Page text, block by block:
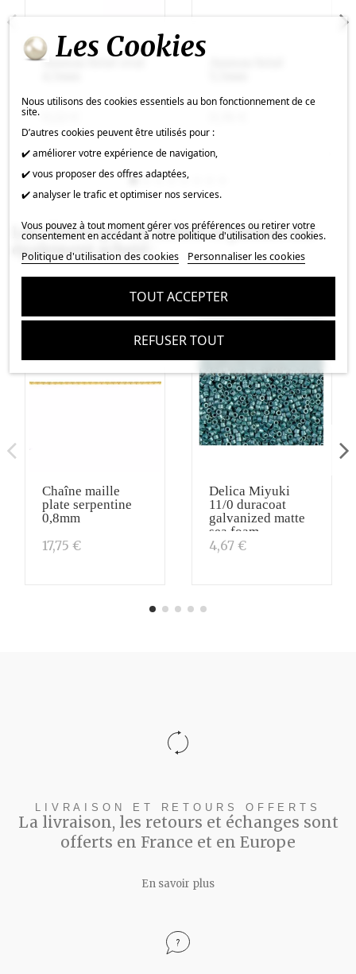
Anneau brisé oval
Les clients qui ont acheté ce produit ont
également acheté :
Chaîne maille
plate serpentine
0,8mm
17,75 €
Delica Miyuki
11/0 duracoat
galvanized matte
sea foam
4,67 €
LIVRAISON ET RETOURS OFFERTS
La livraison, les retours et échanges sont
offerts en France et en Europe
En savoir plus
Les Cookies
Nous utilisons des cookies essentiels au bon fonctionnement de ce
site.
D’autres cookies peuvent être utilisés pour :
✔️ améliorer votre expérience de navigation,
✔️ vous proposer des offres adaptées,
✔️ analyser le trafic et optimiser nos services.
Vous pouvez à tout moment gérer vos préférences ou retirer votre
consentement en accédant à notre politique d'utilisation des cookies.
Politique d'utilisation des cookies
Personnaliser les cookies
REFUSER TOUT
TOUT ACCEPTER